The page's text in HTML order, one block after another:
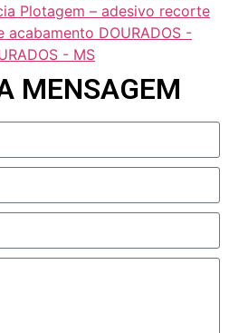
Plotagem – adesivo recorte
acabamento DOURADOS -
- MS
MENSAGEM